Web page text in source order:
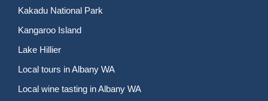
Kakadu National Park
Kangaroo Island
Lake Hillier
Local tours in Albany WA
Local wine tasting in Albany WA